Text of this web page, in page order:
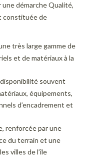
démarche Qualité,
constituée de
très large gamme de
et de matériaux à la
souvent
équipements,
d’encadrement et
renforcée par une
du terrain et une
villes de l’île